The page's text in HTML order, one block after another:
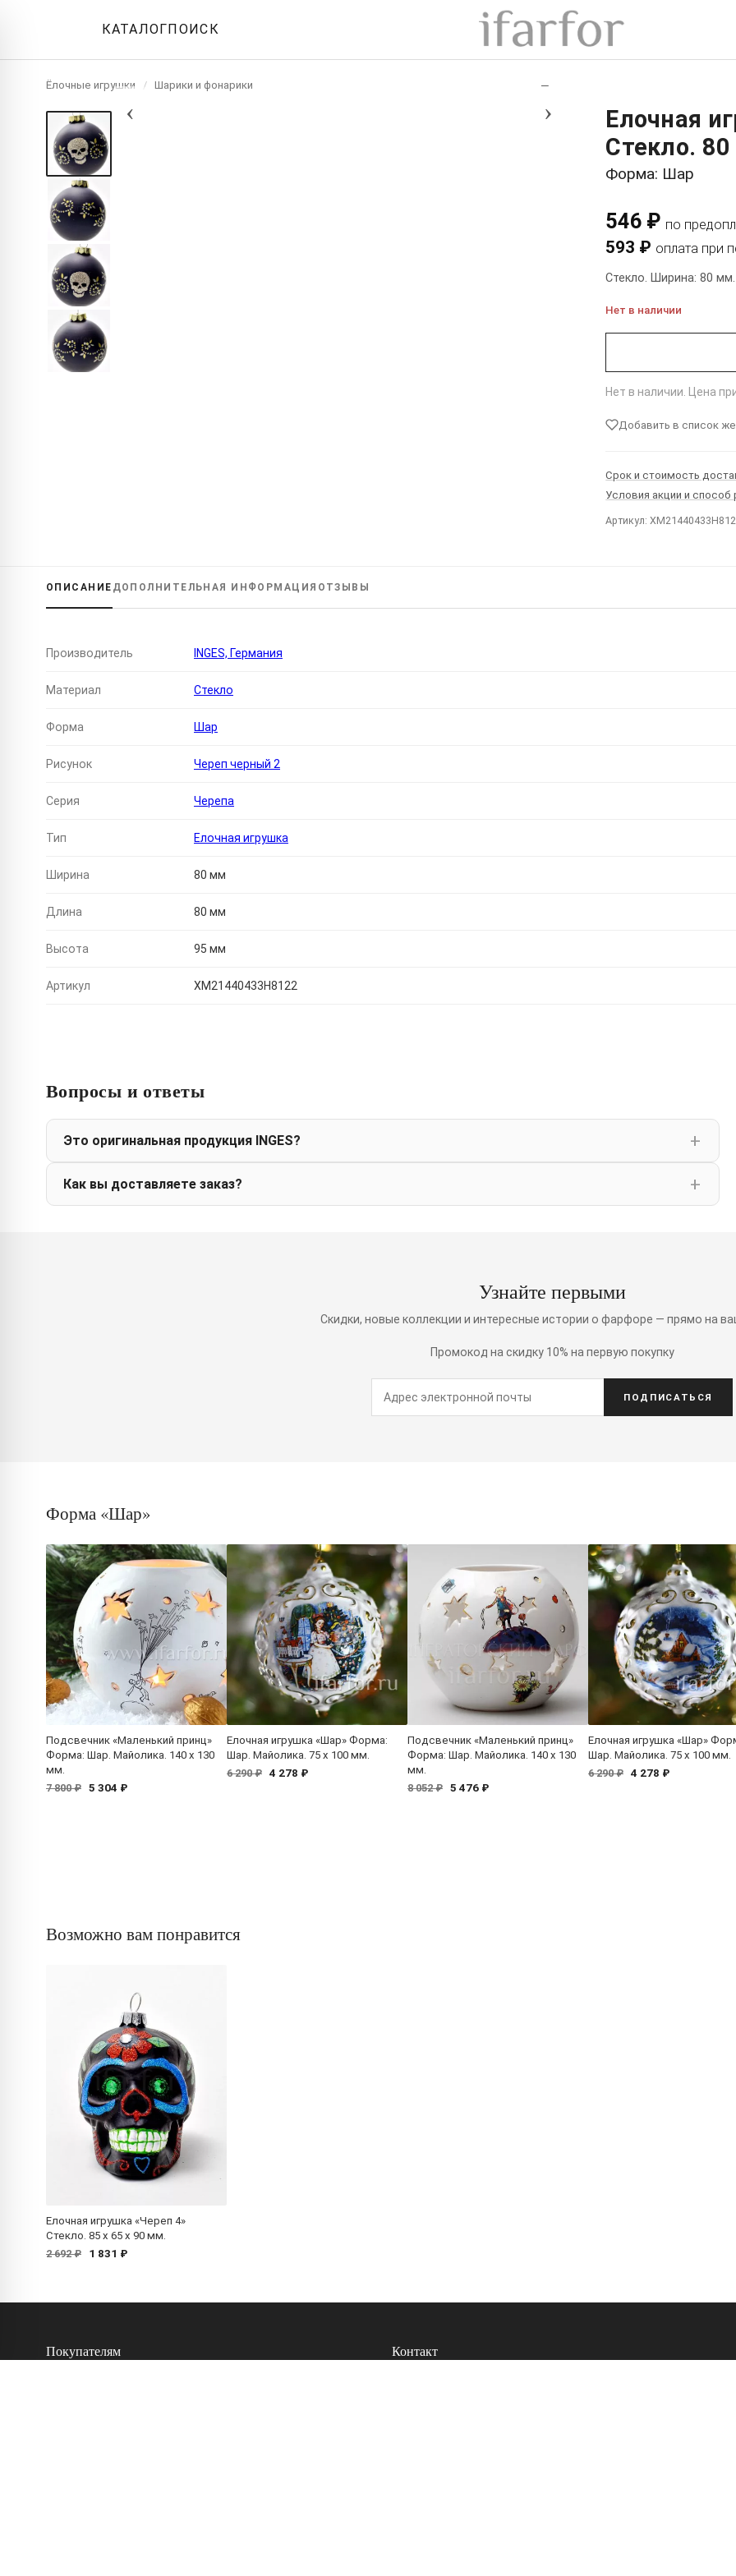
КАТАЛОГПОИСК
Ёлочные игрушки / Шарики и фонарики
‹ ›
+
−
Елочная
Стекло.
Форма: Шар
546 ₽ по
593 ₽ оплата при
Стекло. Ширина: 80
Нет в наличии
Нет в наличии. Цена
Добавить в список
Срок и стоимость
Условия акции и способ
Артикул:
ОПИСАНИЕ ДОПОЛНИТЕЛЬНАЯ ИНФОРМАЦИЯ ОТЗЫВЫ
Производитель INGES, Германия
Материал Стекло
Форма Шар
Рисунок Череп черный 2
Серия Черепа
Тип Елочная игрушка
Ширина 80 мм
Длина 80 мм
Высота 95 мм
Артикул XM21440433H8122
Вопросы и ответы
Это оригинальная продукция INGES?
Как вы доставляете заказ?
Узнайте первыми
Скидки, новые коллекции и интересные истории о фарфоре — прямо на
Промокод на скидку 10% на первую покупку
ПОДПИСАТЬСЯ
Форма «Шар»
Подсвечник «Маленький принц»
Форма: Шар. Майолика. 140 x 130
мм.
7 800 ₽ 5 304 ₽
Елочная игрушка «Шар» Форма:
Шар. Майолика. 75 x 100 мм.
6 290 ₽ 4 278 ₽
Подсвечник «Маленький принц»
Форма: Шар. Майолика. 140 x 130
мм.
8 052 ₽ 5 476 ₽
Елочная игрушка «Шар»
Шар. Майолика. 75 x 100 мм.
6 290 ₽ 4 278 ₽
Возможно вам понравится
Елочная игрушка «Череп 4»
Стекло. 85 x 65 x 90 мм.
2 692 ₽
1 831 ₽
Покупателям Контакт